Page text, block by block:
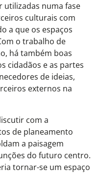
utilizadas numa fase
culturais com
a que os espaços
o trabalho de
há também boas
cidadãos e as partes
de ideias,
externos na
com a
de planeamento
a paisagem
do futuro centro.
tornar-se um espaço